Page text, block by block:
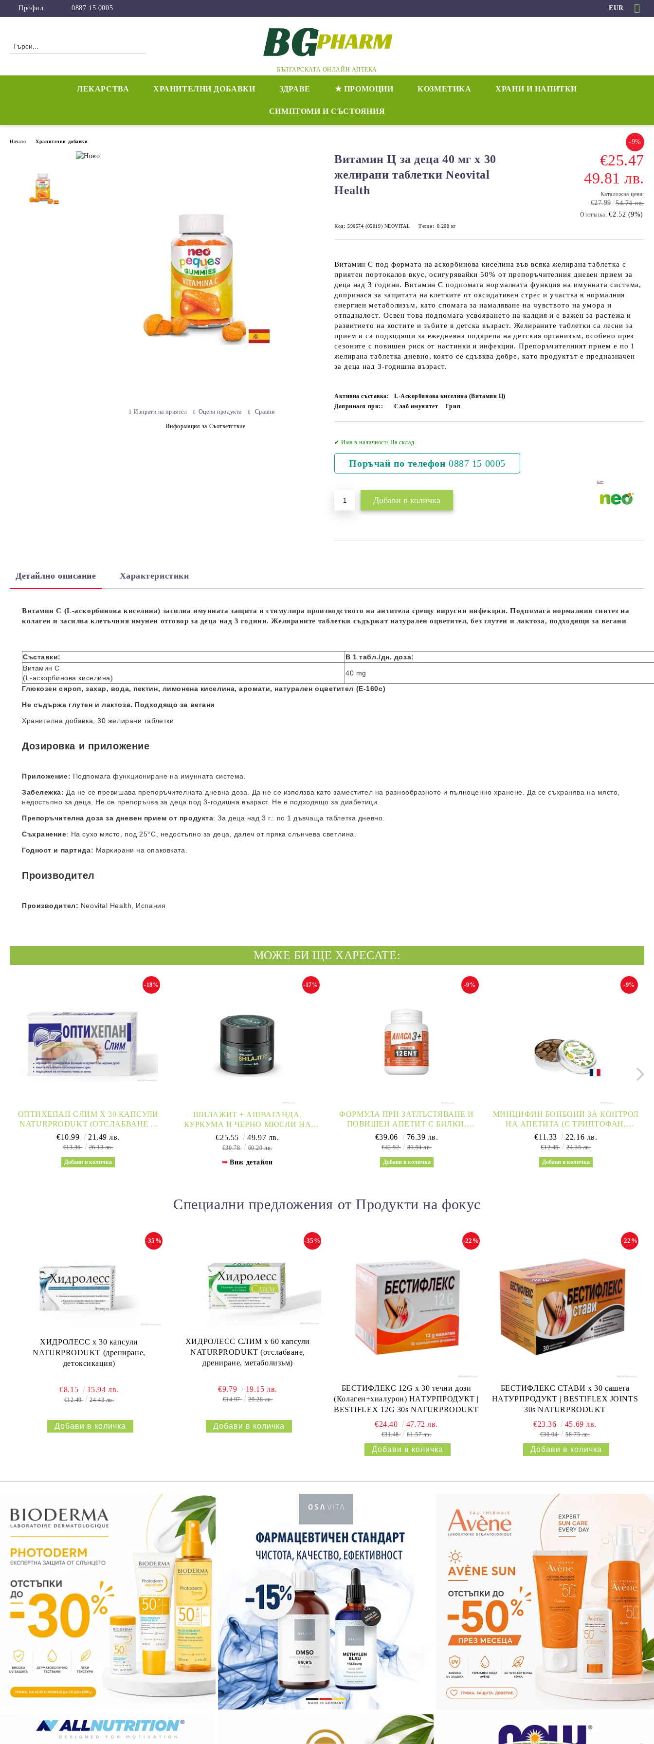
Профил 0887 15 0005 EUR
БЪЛГАРСКАТА ОНЛАЙН АПТЕКА
ЛЕКАРСТВА ХРАНИТЕЛНИ ДОБАВКИ ЗДРАВЕ ★ ПРОМОЦИИ КОЗМЕТИКА ХРАНИ И НАПИТКИ
СИМПТОМИ И СЪСТОЯНИЯ
Начало Хранителни добавки
Витамин Ц за деца 40 мг х 30
желирани таблетки Neovital
Health
-9%
€25.47
49.81 лв.
Каталожна цена:
€27.99 54.74 лв.
Отстъпка: €2.52 (9%)
Код: 590574 (05019) NEOVITAL Тегло: 0.200 кг
Витамин C под формата на аскорбинова киселина във всяка желирана таблетка с
приятен портокалов вкус, осигурявайки 50% от препоръчителния дневен прием за
деца над 3 години. Витамин C подпомага нормалната функция на имунната система,
допринася за защитата на клетките от оксидативен стрес и участва в нормалния
енергиен метаболизъм, като спомага за намаляване на чувството на умора и
отпадналост. Освен това подпомага усвояването на калция и е важен за растежа и
развитието на костите и зъбите в детска възраст. Желираните таблетки са лесни за
прием и са подходящи за ежедневна подкрепа на детския организъм, особено през
сезоните с повишен риск от настинки и инфекции. Препоръчителният прием е по 1
желирана таблетка дневно, която се сдъвква добре, като продуктът е предназначен
за деца над 3-годишна възраст.
Активна съставка:
L-Аскорбинова киселина (Витамин Ц)
Допринася при::
Слаб имунитет Грип
✔ Има в наличност/ На склад
Поръчай по телефон 0887 15 0005
Изпрати на приятел Оцени продукта Сравни
Информация за Съответствие
Детайлно описание Характеристики
Витамин C (L-аскорбинова киселина) засилва имунната защита и стимулира производството на антитела срещу вирусни инфекции. Подпомага нормалния синтез на
колаген и засилва клетъчния имунен отговор за деца над 3 години. Желираните таблетки съдържат натурален оцветител, без глутен и лактоза, подходящи за вегани
Съставки: В 1 табл./дн. доза:
Витамин C
(L-аскорбинова киселина)
40 mg
Глюкозен сироп, захар, вода, пектин, лимонена киселина, аромати, натурален оцветител (E-160c)
Не съдържа глутен и лактоза. Подходящо за вегани
Хранителна добавка, 30 желирани таблетки
Дозировка и приложение
Приложение: Подпомага функциониране на имунната система.
Забележка: Да не се превишава препоръчителната дневна доза. Да не се използва като заместител на разнообразното и пълноценно хранене. Да се съхранява на място,
недостъпно за деца. Не се препоръчва за деца под 3-годишна възраст. Не е подходящо за диабетици.
Препоръчителна доза за дневен прием от продукта: За деца над 3 г.: по 1 дъвчаща таблетка дневно.
Съхранение: На сухо място, под 25°C, недостъпно за деца, далеч от пряка слънчева светлина.
Годност и партида: Маркирани на опаковката.
Производител
Производител: Neovital Health, Испания
МОЖЕ БИ ЩЕ ХАРЕСАТЕ:
ОПТИХЕПАН СЛИМ Х 30 КАПСУЛИ
NATURPRODUKT (ОТСЛАБВАНЕ И
ЗДРАВ ЧЕРЕН ДРОБ)
-18%
€10.99 21.49 лв.
€13.36 26.13 лв.
ШИЛАЖИТ + АШВАГАНДА,
КУРКУМА И ЧЕРНО МЮСЛИ НА
ПРАХ 50 ГР Х 62 ДОЗИ WEIGHT
WORLD
-17%
€25.55 49.97 лв.
€30.78 60.20 лв.
Виж детайли
ФОРМУЛА ПРИ ЗАТЛЪСТЯВАНЕ И
ПОВИШЕН АПЕТИТ С БИЛКИ,
АМИНОКИСЕЛИНИ, КОФЕИН И
ХРОМ Х 120 КАПСУЛИ ANACA3
-9%
€39.06 76.39 лв.
€42.92 83.94 лв.
МИНЦИФИН БОНБОНИ ЗА КОНТРОЛ
НА АПЕТИТА (С ТРИПТОФАН,
ГИМНЕМА И ХРОМ ) ФЛОРАНС |
MINCIFINE FLEURANCE NATURE
-9%
€11.33 22.16 лв.
€12.45 24.35 лв.
Специални предложения от Продукти на фокус
ХИДРОЛЕСС х 30 капсули
NATURPRODUKT (дрениране,
детоксикация)
-35%
€8.15 15.94 лв.
€12.49 24.43 лв.
ХИДРОЛЕСС СЛИМ х 60 капсули
NATURPRODUKT (отслабване,
дрениране, метаболизъм)
-35%
€9.79 19.15 лв.
€14.97 29.28 лв.
БЕСТИФЛЕКС 12G х 30 течни дози
(Колаген+хиалурон) НАТУРПРОДУКТ |
BESTIFLEX 12G 30s NATURPRODUKT
-22%
€24.40 47.72 лв.
€31.48 61.57 лв.
БЕСТИФЛЕКС СТАВИ х 30 сашета
НАТУРПРОДУКТ | BESTIFLEX JOINTS
30s NATURPRODUKT
-22%
€23.36 45.69 лв.
€30.04 58.75 лв.